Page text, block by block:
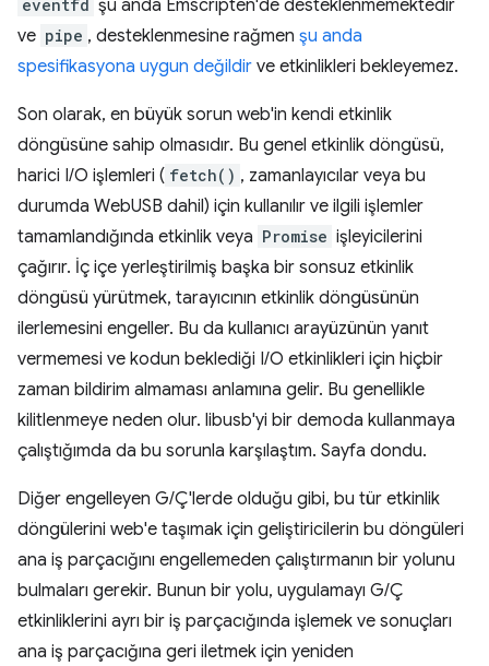
eventfd şu anda Emscripten'de desteklenmemektedir
ve pipe , desteklenmesine rağmen şu anda
spesifikasyona uygun değildir ve etkinlikleri bekleyemez.
Son olarak, en büyük sorun web'in kendi etkinlik
döngüsüne sahip olmasıdır. Bu genel etkinlik döngüsü,
harici I/O işlemleri ( fetch() , zamanlayıcılar veya bu
durumda WebUSB dahil) için kullanılır ve ilgili işlemler
tamamlandığında etkinlik veya Promise işleyicilerini
çağırır. İç içe yerleştirilmiş başka bir sonsuz etkinlik
döngüsü yürütmek, tarayıcının etkinlik döngüsünün
ilerlemesini engeller. Bu da kullanıcı arayüzünün yanıt
vermemesi ve kodun beklediği I/O etkinlikleri için hiçbir
zaman bildirim almaması anlamına gelir. Bu genellikle
kilitlenmeye neden olur. libusb'yi bir demoda kullanmaya
çalıştığımda da bu sorunla karşılaştım. Sayfa dondu.
Diğer engelleyen G/Ç'lerde olduğu gibi, bu tür etkinlik
döngülerini web'e taşımak için geliştiricilerin bu döngüleri
ana iş parçacığını engellemeden çalıştırmanın bir yolunu
bulmaları gerekir. Bunun bir yolu, uygulamayı G/Ç
etkinliklerini ayrı bir iş parçacığında işlemek ve sonuçları
ana iş parçacığına geri iletmek için yeniden